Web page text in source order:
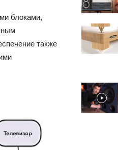
блоками,
также